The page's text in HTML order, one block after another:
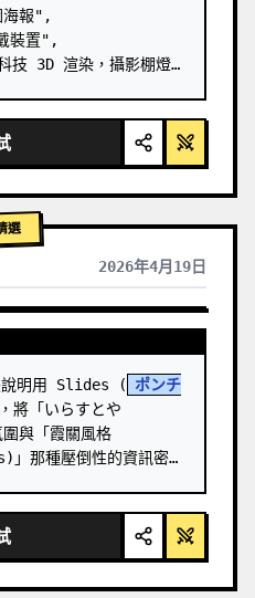
報",
裝置",
技 3D 渲染，攝影棚燈
Quest 3 ",
選
2026年4月19日
型的結果
說明用 Slides (
ポンチ
將「いらすとや
與「霞關風格
那種壓倒性的資訊密度